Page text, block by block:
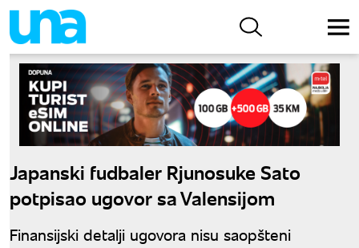
Japanski fudbaler Rjunosuke Sato
potpisao ugovor sa Valensijom
Finansijski detalji ugovora nisu saopšteni